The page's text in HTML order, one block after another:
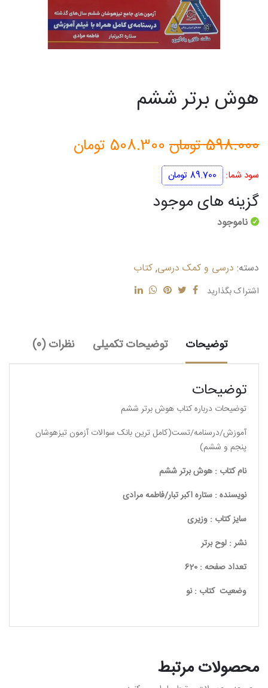
هوش برتر ششم
598.000تومانقیمت
اصلی
508.300 تومان
سود شما: 89.700 تومان
گزینه های موجود
ناموجود
دسته: درسی و کمک درسی,کتاب
اشتراک بگذارید
توضیحات توضیحات تکمیلی نظرات (0)
توضیحات
توضیحات درباره کتاب هوش برتر ششم
آموزش/درسنامه/تست(کامل ترین بانک سوالات آزمون تیزهوشان
پنجم و ششم)
نام کتاب : هوش برتر ششم
نویسنده : ستاره اکبر تبار/فاطمه مرادی
سایز کتاب : وزیری
نشر : لوح برتر
تعداد صفحه : 620
وضعیت کتاب : نو
محصولات مرتبط